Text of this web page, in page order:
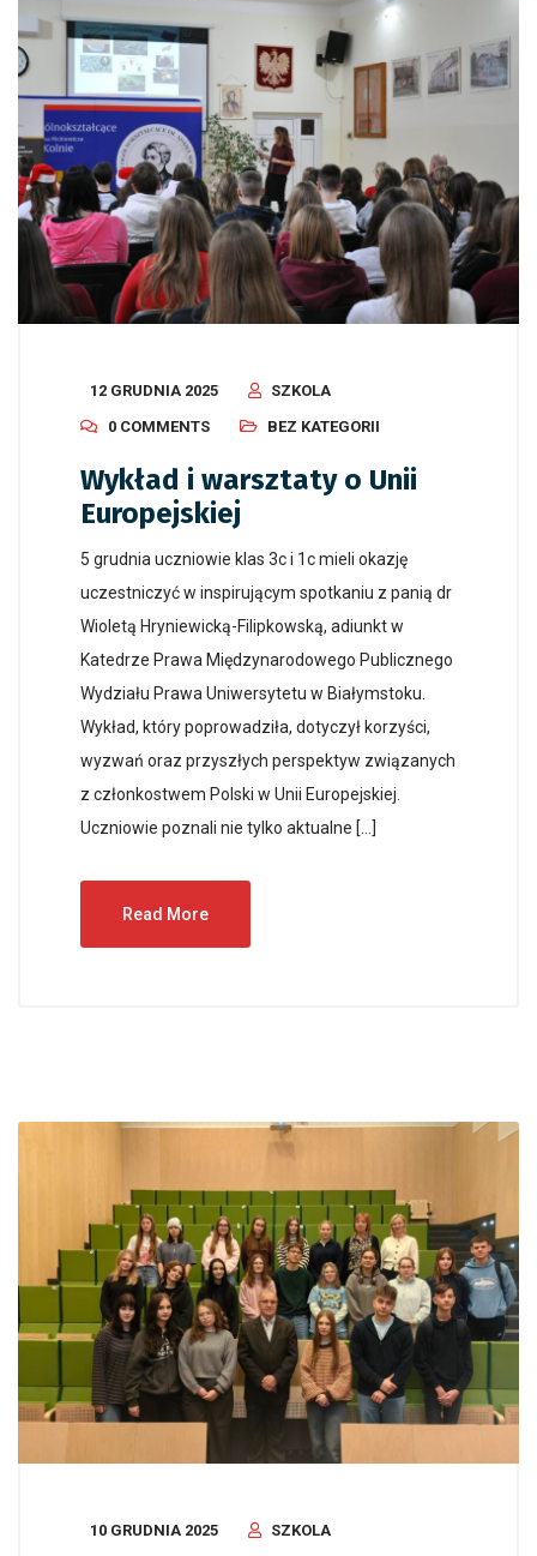
12 GRUDNIA 2025
SZKOLA
0 COMMENTS
BEZ KATEGORII
Wykład i warsztaty o Unii
Europejskiej
5 grudnia uczniowie klas 3c i 1c mieli okazję
uczestniczyć w inspirującym spotkaniu z panią dr
Wioletą Hryniewicką-Filipkowską, adiunkt w
Katedrze Prawa Międzynarodowego Publicznego
Wydziału Prawa Uniwersytetu w Białymstoku.
Wykład, który poprowadziła, dotyczył korzyści,
wyzwań oraz przyszłych perspektyw związanych
z członkostwem Polski w Unii Europejskiej.
Uczniowie poznali nie tylko aktualne […]
Read More
10 GRUDNIA 2025 SZKOLA